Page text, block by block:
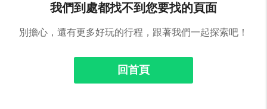
我們到處都找不到您要找的頁面
別擔心，還有更多好玩的行程，跟著我們一起探索吧！
回首頁